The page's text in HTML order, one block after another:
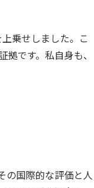
乗せしました。こ
です。私自身も、
の国際的な評価と人